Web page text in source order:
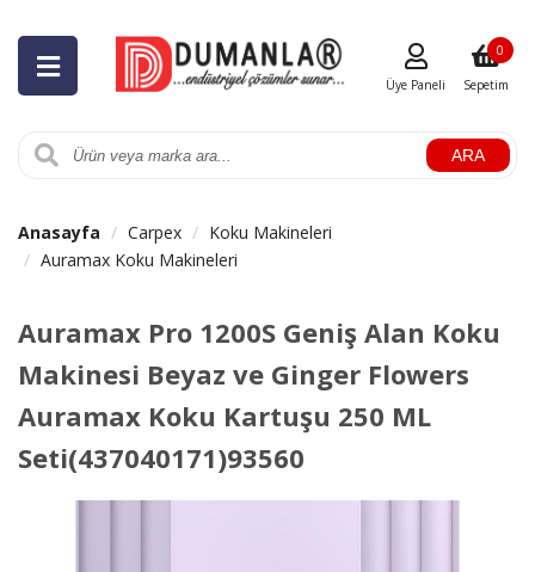
ARA
Üye Paneli Sepetim
0
Anasayfa Carpex
Koku Makineleri
Auramax Koku Makineleri
Auramax Pro 1200S Geniş Alan Koku
Makinesi Beyaz ve Ginger Flowers
Auramax Koku Kartuşu 250 ML
Seti(437040171)93560